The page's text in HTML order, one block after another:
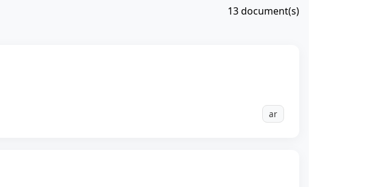
13document(s)
ar